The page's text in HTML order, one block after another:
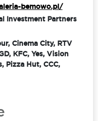
bemowo.pl/
Investment Partners
Cinema City, RTV
KFC, Yes, Vision
Pizza Hut, CCC,